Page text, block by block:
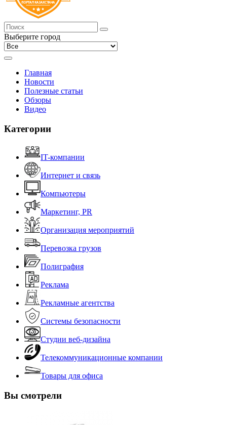
Выберите город
Главная
Новости
Полезные статьи
Обзоры
Видео
Категории
IT-компании
Интернет и связь
Компьютеры
Маркетинг, PR
Организация мероприятий
Перевозка грузов
Полиграфия
Реклама
Рекламные агентства
Системы безопасности
Студии веб-дизайна
Телекоммуникационные компании
Товары для офиса
Вы смотрели